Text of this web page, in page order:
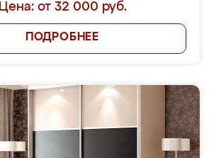
Цена: от 32 000 руб.
ПОДРОБНЕЕ